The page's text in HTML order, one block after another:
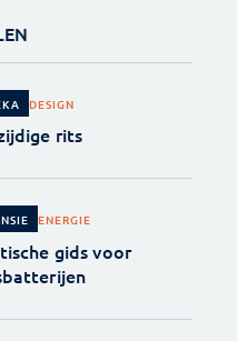
DESIGN
rits
ENERGIE
gids voor